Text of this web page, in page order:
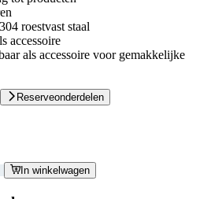
roestvast staal
accessoire
als accessoire voor gemakkelijke
Reserveonderdelen
In winkelwagen